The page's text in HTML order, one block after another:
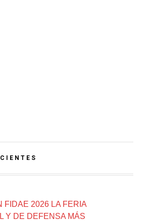
FIDAE 2026 LA FERIA
Y DE DEFENSA MÁS